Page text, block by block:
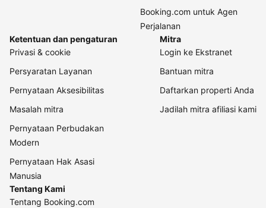
Booking.com untuk Agen
Perjalanan
Ketentuan dan pengaturan
Privasi & cookie
Persyaratan Layanan
Pernyataan Aksesibilitas
Masalah mitra
Pernyataan Perbudakan
Modern
Pernyataan Hak Asasi
Manusia
Mitra
Login ke Ekstranet
Bantuan mitra
Daftarkan properti Anda
Jadilah mitra afiliasi kami
Tentang Kami
Tentang Booking.com